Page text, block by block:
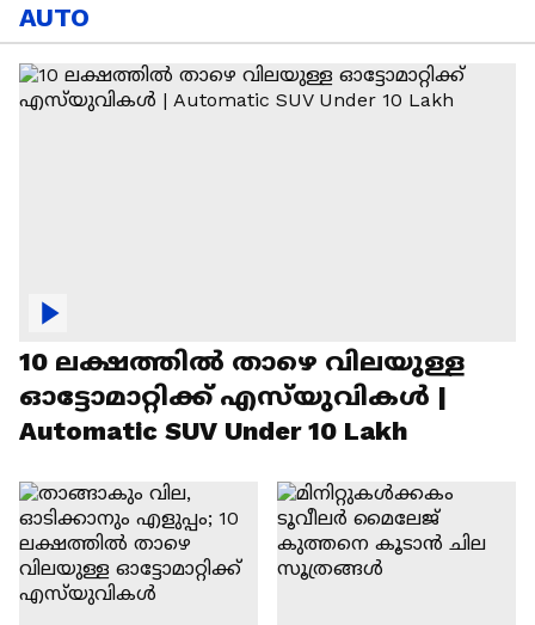
AUTO
10 ലക്ഷത്തിൽ താഴെ വിലയുള്ള
ഓട്ടോമാറ്റിക്ക് എസ്‍യുവികൾ |
Automatic SUV Under 10 Lakh